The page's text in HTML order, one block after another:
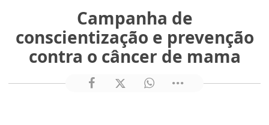
Campanha de
conscientização e prevenção
contra o câncer de mama